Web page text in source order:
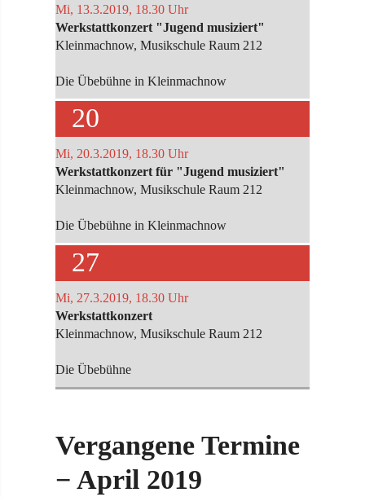
Mi, 13.3.2019, 18.30 Uhr
Werkstattkonzert "Jugend musiziert"
Kleinmachnow, Musikschule Raum 212
Die Übebühne in Kleinmachnow
20
Mi, 20.3.2019, 18.30 Uhr
Werkstattkonzert für "Jugend musiziert"
Kleinmachnow, Musikschule Raum 212
Die Übebühne in Kleinmachnow
27
Mi, 27.3.2019, 18.30 Uhr
Werkstattkonzert
Kleinmachnow, Musikschule Raum 212
Die Übebühne
Vergangene Termine
− April 2019